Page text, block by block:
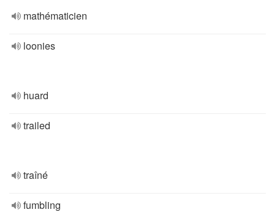
mathématicien
loonies
huard
trailed
traîné
fumbling